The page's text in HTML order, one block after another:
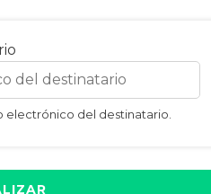
electrónico del destinatario.